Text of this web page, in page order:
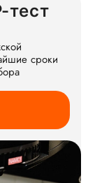
сроки